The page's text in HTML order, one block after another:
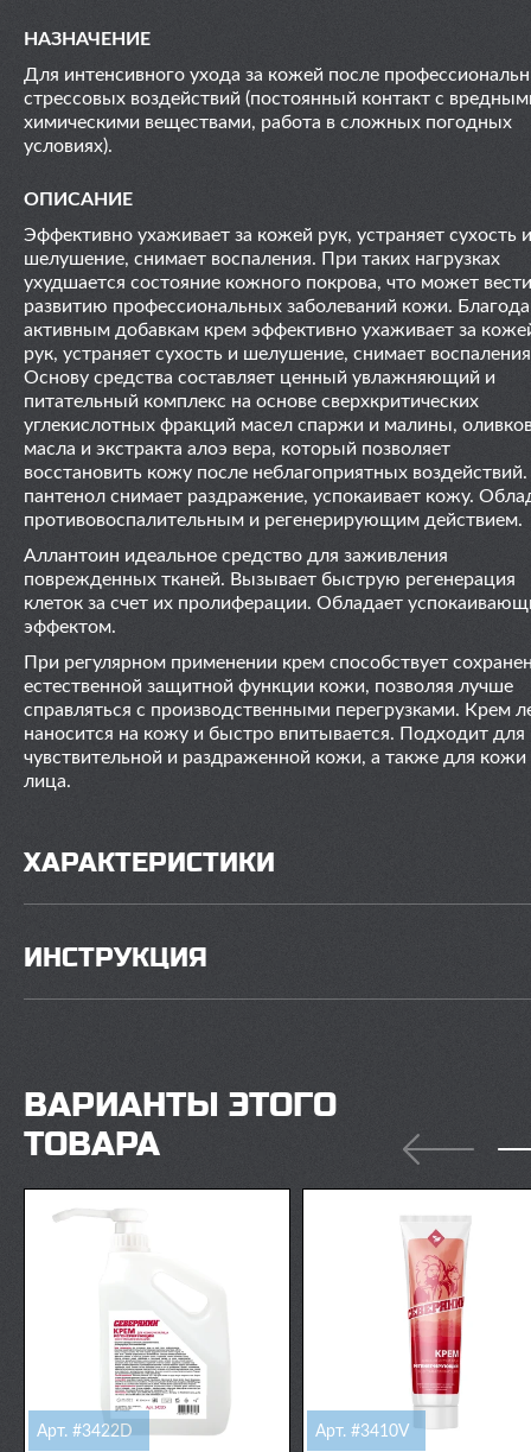
НАЗНАЧЕНИЕ
Для интенсивного ухода за кожей после
стрессовых воздействий (постоянный контакт с
химическими веществами, работа в сложных погодных
условиях).
ОПИСАНИЕ
Эффективно ухаживает за кожей рук, устраняет сухость и
шелушение, снимает воспаления. При таких нагрузках
ухудшается состояние кожного покрова, что может
развитию профессиональных заболеваний кожи.
активным добавкам крем эффективно ухаживает за
рук, устраняет сухость и шелушение, снимает
Основу средства составляет ценный увлажняющий и
питательный комплекс на основе сверхкритических
углекислотных фракций масел спаржи и малины,
масла и экстракта алоэ вера, который позволяет
восстановить кожу после неблагоприятных
пантенол снимает раздражение, успокаивает кожу.
противовоспалительным и регенерирующим действием.
Аллантоин идеальное средство для заживления
поврежденных тканей. Вызывает быструю регенерация
клеток за счет их пролиферации. Обладает
эффектом.
При регулярном применении крем способствует
естественной защитной функции кожи, позволяя лучше
справляться с производственными перегрузками. Крем
наносится на кожу и быстро впитывается. Подходит для
чувствительной и раздраженной кожи, а также для кожи
лица.
ХАРАКТЕРИСТИКИ
ИНСТРУКЦИЯ
ВАРИАНТЫ ЭТОГО
ТОВАРА
Арт. #3422D Арт. #3410V